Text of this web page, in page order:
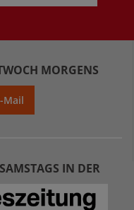
MORGENS
Mail
IN DER